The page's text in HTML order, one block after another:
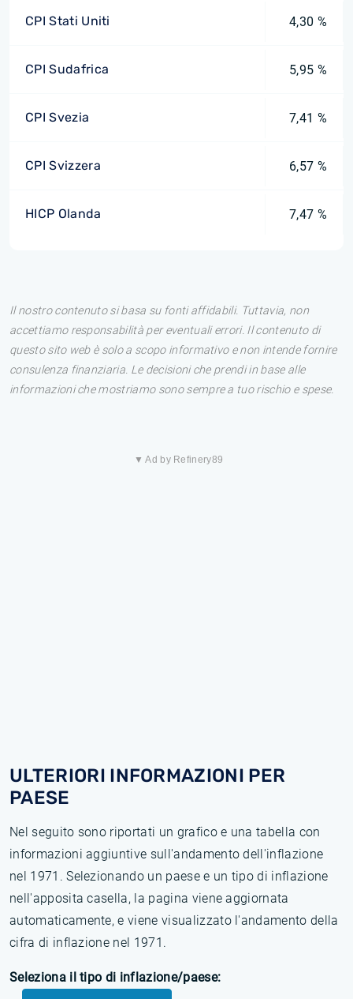
CPI Stati Uniti 4,30 %
CPI Sudafrica 5,95 %
CPI Svezia 7,41 %
CPI Svizzera 6,57 %
HICP Olanda 7,47 %
Il nostro contenuto si basa su fonti affidabili. Tuttavia, non
accettiamo responsabilità per eventuali errori. Il contenuto di
questo sito web è solo a scopo informativo e non intende fornire
consulenza finanziaria. Le decisioni che prendi in base alle
informazioni che mostriamo sono sempre a tuo rischio e spese.
▼ Ad by Refinery89
ULTERIORI INFORMAZIONI PER
PAESE
Nel seguito sono riportati un grafico e una tabella con
informazioni aggiuntive sull'andamento dell'inflazione
nel 1971. Selezionando un paese e un tipo di inflazione
nell'apposita casella, la pagina viene aggiornata
automaticamente, e viene visualizzato l'andamento della
cifra di inflazione nel 1971.
Seleziona il tipo di inflazione/paese: